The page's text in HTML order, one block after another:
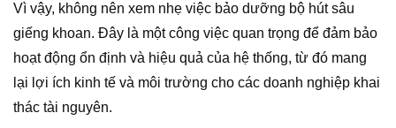
Vì vậy, không nên xem nhẹ việc bảo dưỡng bộ hút sâu
giếng khoan. Đây là một công việc quan trọng để đảm bảo
hoạt động ổn định và hiệu quả của hệ thống, từ đó mang
lại lợi ích kinh tế và môi trường cho các doanh nghiệp khai
thác tài nguyên.